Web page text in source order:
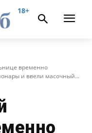
18+
временно
и ввели масочный...